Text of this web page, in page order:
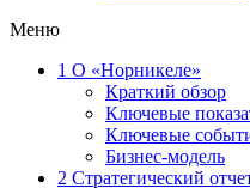
Меню
1 О «Норникеле»
Краткий обзор
Ключевые
Ключевые
Бизнес-модель
2 Стратегический